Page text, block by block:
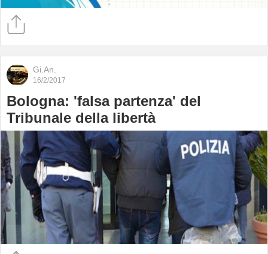
Gi.An.
16/2/2017
Bologna: 'falsa partenza' del
Tribunale della libertà